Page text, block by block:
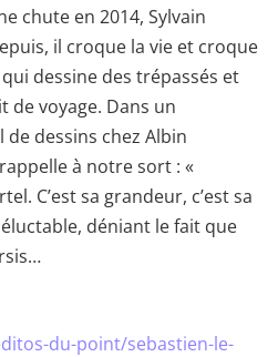
chute en 2014, Sylvain
il croque la vie et croque
dessine des trépassés et
de voyage. Dans un
dessins chez Albin
à notre sort : «
C’est sa grandeur, c’est sa
déniant le fait que
du-point/sebastien-le-